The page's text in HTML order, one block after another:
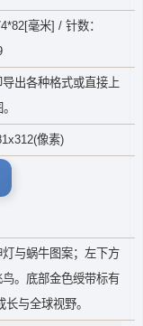
毫米] / 针数：
出各种格式或直接上
像素)
与蜗牛图案；左下方
。底部金色绶带标有
与全球视野。